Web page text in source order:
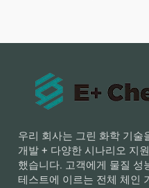
우리 회사는 그린 화학 기술
개발 + 다양한 시나리오 지
했습니다. 고객에게 물질 성
테스트에 이르는 전체 체인